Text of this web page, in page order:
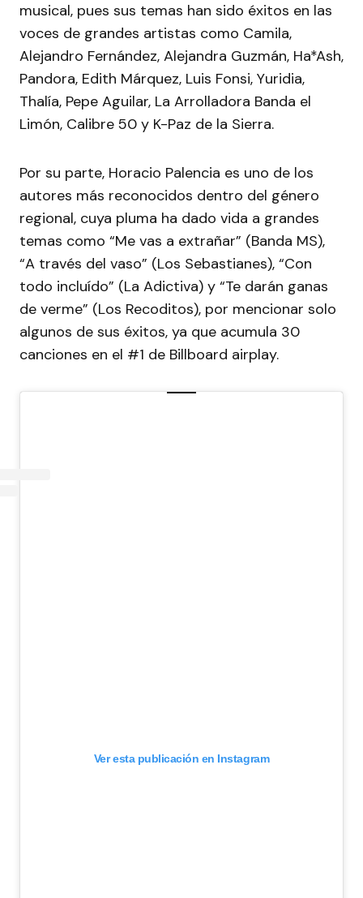
musical, pues sus temas han sido éxitos en las
voces de grandes artistas como Camila,
Alejandro Fernández, Alejandra Guzmán, Ha*Ash,
Pandora, Edith Márquez, Luis Fonsi, Yuridia,
Thalía, Pepe Aguilar, La Arrolladora Banda el
Limón, Calibre 50 y K-Paz de la Sierra.
Por su parte, Horacio Palencia es uno de los
autores más reconocidos dentro del género
regional, cuya pluma ha dado vida a grandes
temas como “Me vas a extrañar” (Banda MS),
“A través del vaso” (Los Sebastianes), “Con
todo incluído” (La Adictiva) y “Te darán ganas
de verme” (Los Recoditos), por mencionar solo
algunos de sus éxitos, ya que acumula 30
canciones en el #1 de Billboard airplay.
Ver esta publicación en Instagram